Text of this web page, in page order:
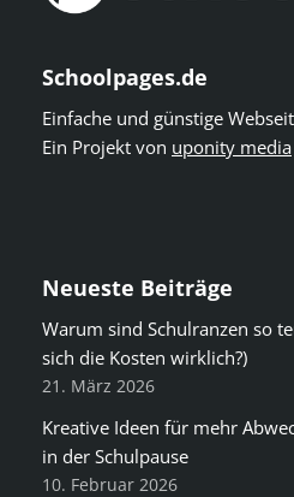
Schoolpages.de
Einfache und günstige
Ein Projekt von uponity media
Neueste Beiträge
Warum sind Schulranzen so
sich die Kosten wirklich?)
21. März 2026
Kreative Ideen für mehr
in der Schulpause
10. Februar 2026